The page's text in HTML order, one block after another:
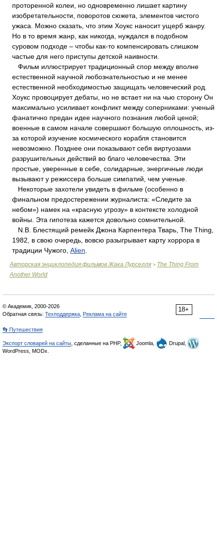
проторенной колеи, но одновременно лишает картину
изобретательности, поворотов сюжета, элементов чистого
ужаса. Можно сказать, что этим Хоукс наносит ущерб жанру.
Но в то время жанр, как никогда, нуждался в подобном
суровом подходе – чтобы как-то компенсировать слишком
частые для него приступы детской наивности.
Фильм иллюстрирует традиционный спор между вполне
естественной научной любознательностью и не менее
естественной необходимостью защищать человеческий род.
Хоукс провоцирует дебаты, но не встает ни на чью сторону Он
максимально усиливает конфликт между соперниками: ученый
фанатично предан идее научного познания любой ценой;
военные в самом начале совершают большую оплошность, из-
за которой изучение космического корабля становится
невозможно. Позднее они показывают себя виртуозами
разрушительных действий во благо человечества. Эти
простые, уверенные в себе, солидарные, энергичные люди
вызывают у режиссера больше симпатий, чем ученые.
Некоторые захотели увидеть в фильме (особенно в
финальном предостережении журналиста: «Следите за
небом») намек на «красную угрозу» в контексте холодной
войны. Эта гипотеза кажется довольно сомнительной.
N.В. Блестящий ремейк Джона Карпентера Тварь, The Thing,
1982, в свою очередь, вовсю разыгрывает карту хоррора в
традиции Чужого, Alien
Авторская энциклопедия фильмов Жака Лурселля > The Thing From
Another World
18+
© Академик, 2000-2026
Обратная связь: Техподдержка Реклама на сайте
👣 Путешествия
Экспорт словарей на сайты , сделанные на PHP, Joomla,
Drupal,
WordPress, MODx.